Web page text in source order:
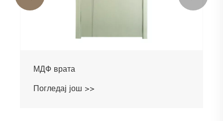
МДФ врата
Погледај још >>